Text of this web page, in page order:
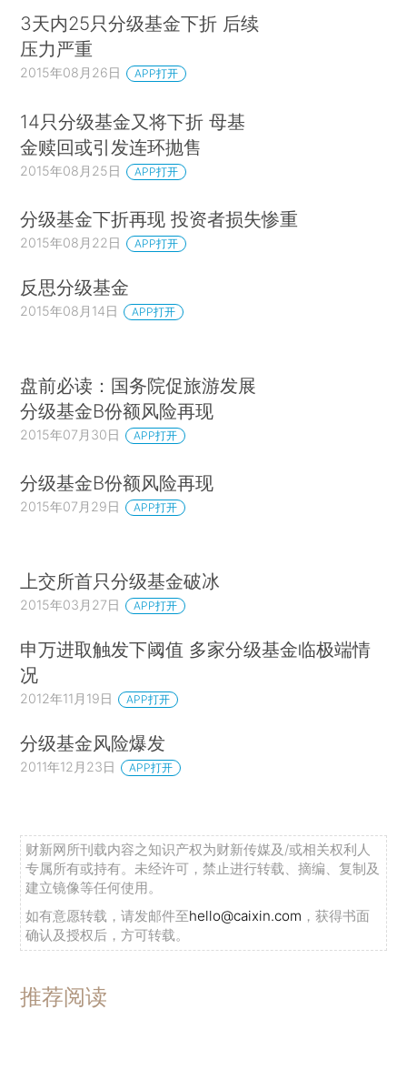
3天内25只分级基金下折 后续
压力严重
2015年08月26日 APP打开
14只分级基金又将下折 母基
金赎回或引发连环抛售
2015年08月25日 APP打开
分级基金下折再现 投资者损失惨重
2015年08月22日 APP打开
反思分级基金
2015年08月14日 APP打开
盘前必读：国务院促旅游发展
分级基金B份额风险再现
2015年07月30日 APP打开
分级基金B份额风险再现
2015年07月29日 APP打开
上交所首只分级基金破冰
2015年03月27日 APP打开
申万进取触发下阈值 多家分级基金临极端情
况
2012年11月19日 APP打开
分级基金风险爆发
2011年12月23日 APP打开
财新网所刊载内容之知识产权为财新传媒及/或相关权利人
专属所有或持有。未经许可，禁止进行转载、摘编、复制及
建立镜像等任何使用。
如有意愿转载，请发邮件至hello@caixin.com ，获得书面
确认及授权后，方可转载。
推荐阅读